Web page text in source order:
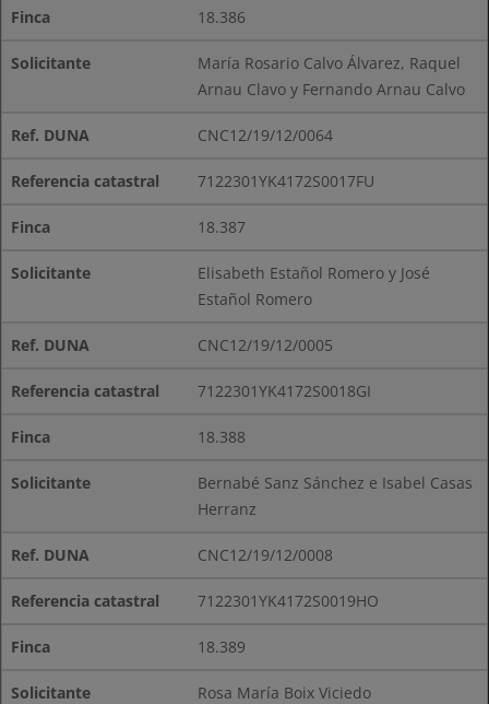
18.386
María Rosario Calvo Álvarez, Raquel
Arnau Clavo y Fernando Arnau Calvo
CNC12/19/12/0064
7122301YK4172S0017FU
18.387
Elisabeth Estañol Romero y José
Estañol Romero
CNC12/19/12/0005
7122301YK4172S0018GI
18.388
Bernabé Sanz Sánchez e Isabel Casas
Herranz
CNC12/19/12/0008
7122301YK4172S0019HO
18.389
Rosa María Boix Viciedo